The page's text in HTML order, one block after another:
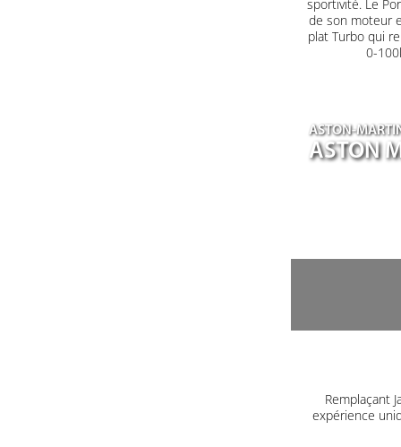
sportivité. Le
de son moteur
plat Turbo qui
0-
ASTON-
ASTON
Remplaçant
expérience